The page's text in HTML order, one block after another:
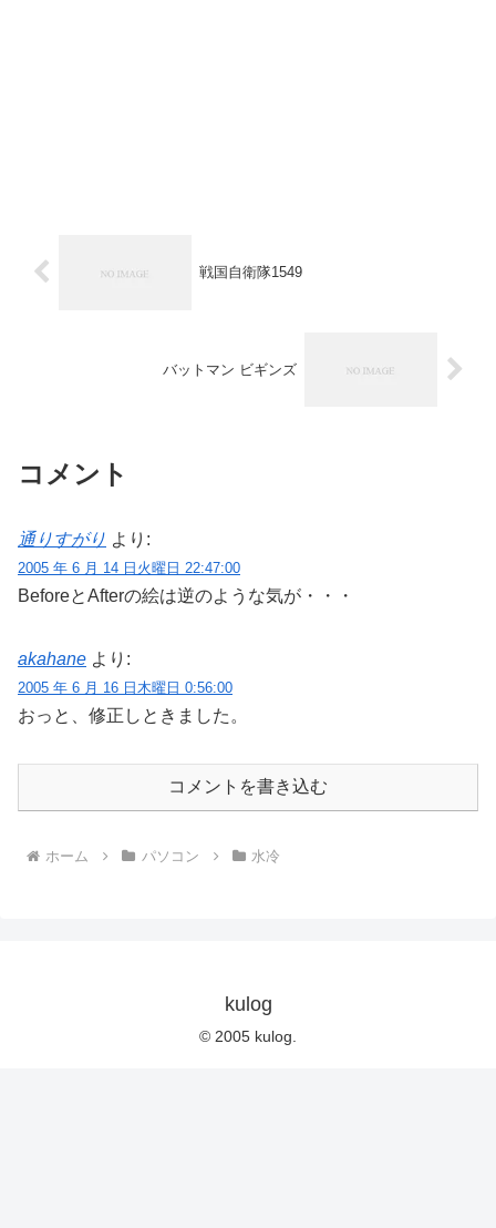
戦国自衛隊1549
バットマン ビギンズ
コメント
通りすがり より:
2005 年 6 月 14 日火曜日 22:47:00
BeforeとAfterの絵は逆のような気が・・・
akahane より:
2005 年 6 月 16 日木曜日 0:56:00
おっと、修正しときました。
コメントを書き込む
ホーム パソコン 水冷
kulog
© 2005 kulog.